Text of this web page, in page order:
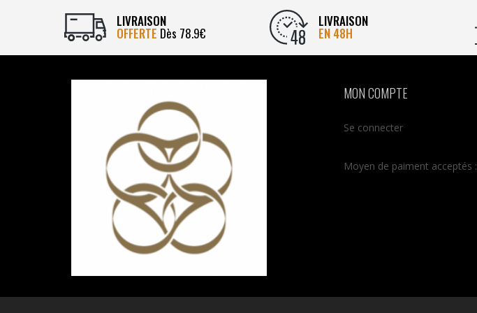
LIVRAISON
OFFERTE Dès 78.9€
LIVRAISON
EN 48H
MON COMPTE
Se connecter
Moyen de paiment acceptés :